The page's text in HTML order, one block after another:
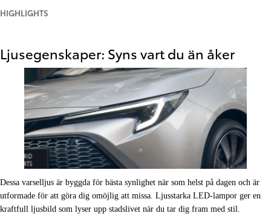
HIGHLIGHTS
Ljusegenskaper: Syns vart du än åker
Dessa varselljus är byggda för bästa synlighet när som helst på dagen och är
utformade för att göra dig omöjlig att missa. Ljusstarka LED-lampor ger en
kraftfull ljusbild som lyser upp stadslivet när du tar dig fram med stil.